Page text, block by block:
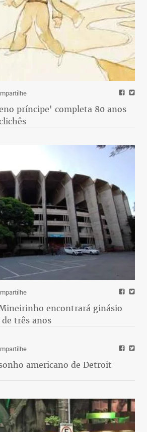
príncipe' completa 80 anos
encontrará ginásio
três anos
americano de Detroit